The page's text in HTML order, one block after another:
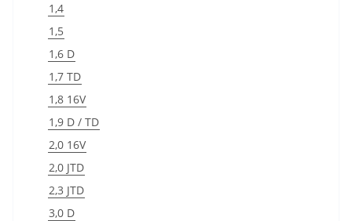
1,4
1,5
1,6 D
1,7 TD
1,8 16V
1,9 D / TD
2,0 16V
2,0 JTD
2,3 JTD
3,0 D